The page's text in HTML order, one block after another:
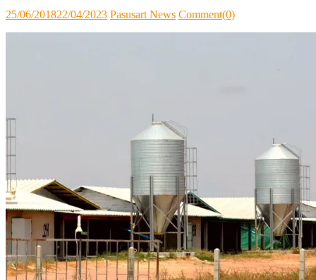
Posted
25/06/201822/04/2023 Author
Pasusart News Comment(0)